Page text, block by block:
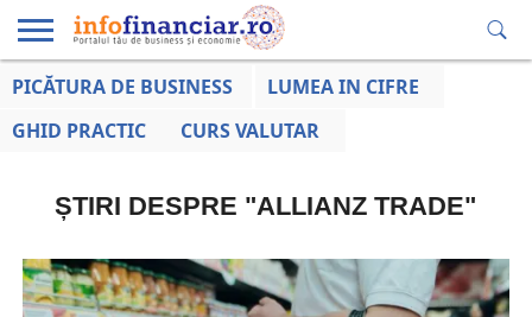
EDUCAȚIE
LA ZI
AFACERILOR
PICĂTURA DE BUSINESS
LUMEA IN CIFRE
GHID PRACTIC
CURS VALUTAR
ȘTIRI DESPRE "ALLIANZ TRADE"